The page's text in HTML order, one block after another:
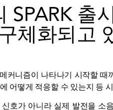
SPARK 출
체화되고
커니즘이 나타나기 시작할 때
어떻게 적응할 수 있는지 등
호가 아니라 실제 발전을 소